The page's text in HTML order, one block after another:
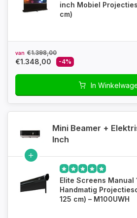
inch Mobiel
cm)
van €1.398,00
€1.348,00 -4%
In
Mini Beamer +
Inch
Elite Screens Manual
Handmatig
125 cm) – M100UWH